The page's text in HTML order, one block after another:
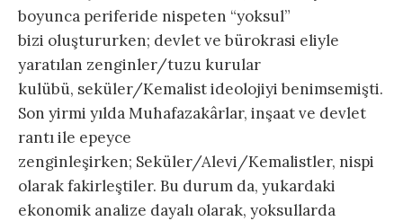
boyunca periferide nispeten “yoksul”
bizi oluştururken; devlet ve bürokrasi eliyle
yaratılan zenginler/tuzu kurular
kulübü, seküler/Kemalist ideolojiyi benimsemişti.
Son yirmi yılda Muhafazakârlar, inşaat ve devlet
rantı ile epeyce
zenginleşirken; Seküler/Alevi/Kemalistler, nispi
olarak fakirleştiler. Bu durum da, yukardaki
ekonomik analize dayalı olarak, yoksullarda